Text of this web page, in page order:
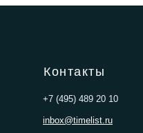
+7 (495) 489 20 10
inbox@timelist.ru
Контакты